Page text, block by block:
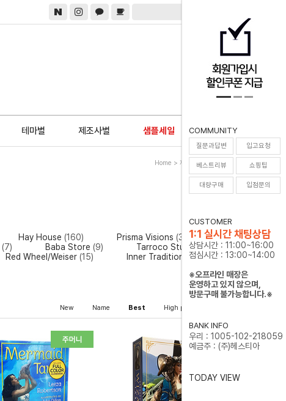
테마별 제조사별 샘플세일 0
COMMUNITY
질문과답변 입고요청
베스트리뷰 쇼핑팁
대량구매 입점문의
CUSTOMER
1:1 실시간 채팅상담
상담시간 : 11:00~16:00
점심시간 : 13:00~14:00
※오프라인 매장은
운영하고 있지 않으며,
방문구매 불가능합니다.※
BANK INFO
우리 : 1005-102-218059
예금주 : (주)헤스티아
TODAY VIEW
Home > 제조사별>Llewellyn
Hay House (160) Prisma Visions (31)
(7) Baba Store (9) Tarroco Studio(18)
Red Wheel/Weiser (15) Inner Traditions
(11)
New Name Best High price